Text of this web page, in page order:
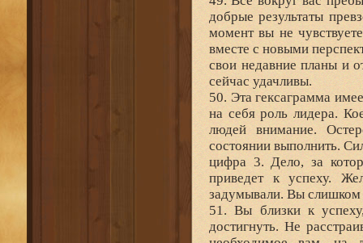
добрые результаты
момент вы не
вместе с новыми
свои недавние планы и
сейчас удачливы.
50. Эта гексаграмма
на себя роль лидера.
людей внимание.
состоянии выполнить.
цифра 3. Дело, за
приведет к успеху.
задумывали. Вы слишком
51. Вы близки к
достигнуть. Не